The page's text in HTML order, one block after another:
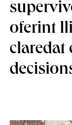
oferint
claredat